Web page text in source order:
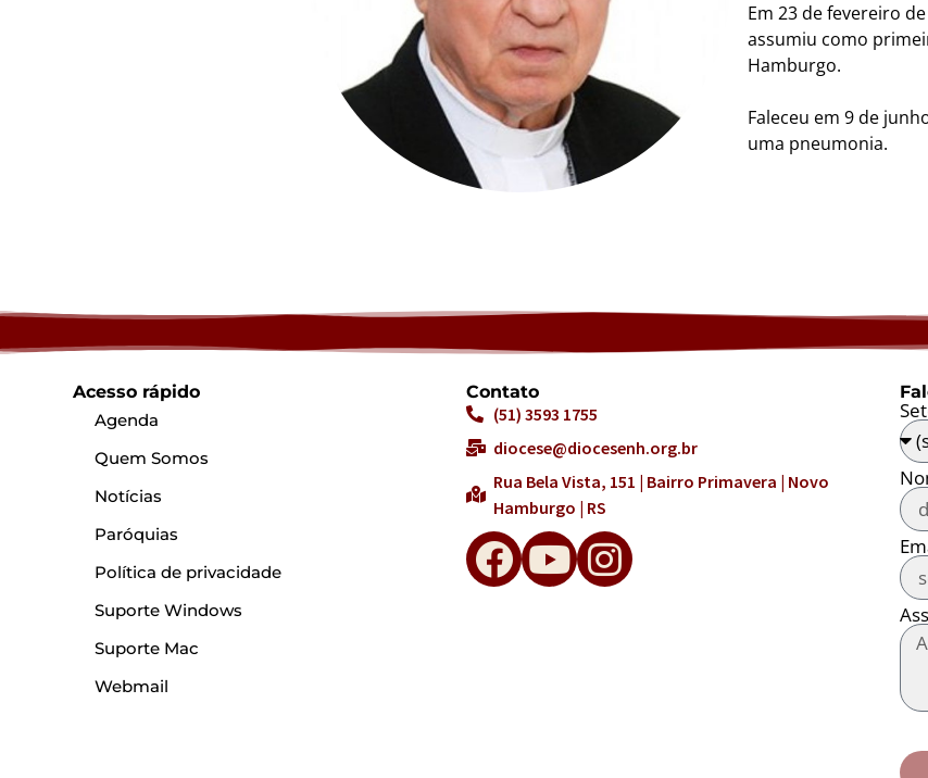
Em 23 de fevereiro
assumiu como
Hamburgo.
Faleceu em 9 de
uma pneumonia.
Acesso rápido
Agenda
Quem Somos
Notícias
Paróquias
Política de privacidade
Suporte Windows
Suporte Mac
Webmail
Contato
(51) 3593 1755
diocese@diocesenh.org.br
Rua Bela Vista, 151 | Bairro Primavera | Novo
Hamburgo | RS